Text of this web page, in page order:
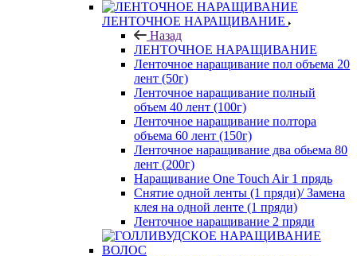
ЛЕНТОЧНОЕ НАРАЩИВАНИЕ
Назад
ЛЕНТОЧНОЕ НАРАЩИВАНИЕ
Ленточное наращивание пол объема 20
лент (50г)
Ленточное наращивание полный
объем 40 лент (100г)
Ленточное наращивание полтора
объема 60 лент (150г)
Ленточное наращивание два обьема 80
лент (200г)
Наращивание One Touch Air 1 прядь
Снятие одной ленты (1 пряди)/ Замена
клея на одной ленте (1 пряди)
Ленточное наращивание 2 пряди